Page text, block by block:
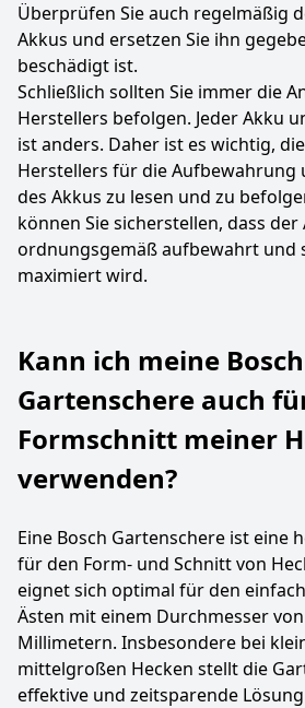
Überprüfen Sie auch regelmäßig
Akkus und ersetzen Sie ihn
beschädigt ist.
Schließlich sollten Sie immer die
Herstellers befolgen. Jeder Akku
ist anders. Daher ist es wichtig,
Herstellers für die Aufbewahrung
des Akkus zu lesen und zu
können Sie sicherstellen, dass der
ordnungsgemäß aufbewahrt und
maximiert wird.
Kann ich meine Bosch
Gartenschere auch
Formschnitt meiner
verwenden?
Eine Bosch Gartenschere ist eine
für den Form- und Schnitt von
eignet sich optimal für den
Ästen mit einem Durchmesser
Millimetern. Insbesondere bei
mittelgroßen Hecken stellt die
effektive und zeitsparende Lösung